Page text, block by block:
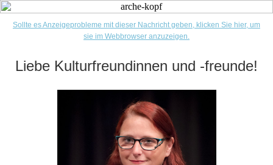
Sollte es Anzeigeprobleme mit dieser Nachricht geben, klicken Sie hier, um
sie im Webbrowser anzuzeigen.
Liebe Kulturfreundinnen und -freunde!